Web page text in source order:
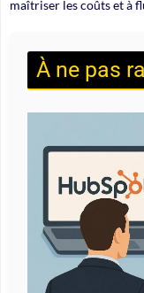
maîtriser les coûts et à
À ne pas